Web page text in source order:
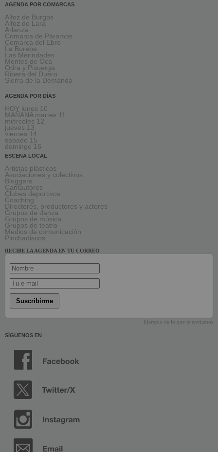
AGENDA POR COMARCAS
Alfoz de Burgos
Alfoz de Lara
Arlanza
Comarca de Páramos
Comarca del Ebro
La Bureba
Las Merindades
Montes de Oca
Odra y Pisuerga
Ribera del Duero
Sierra de la Demanda
AGENDA POR DÍAS
HOY lunes 10
MAÑANA martes 11
miércoles 12
jueves 13
viernes 14
sábado 15
domingo 16
ESCENA LOCAL
Artistas plásticos
Asociaciones y colectivos
Bloggers
Cantautores
Clubes deportivos
Coaching
Directores, productores y actores
Grupos de danza
Grupos de música
Grupos de teatro
Medios de comunicación
Pinchadiscos
RECIBE LA AGENDA EN TU CORREO
Suscribirme
Ejemplo de lo que te enviamos
SÍGUENOS EN